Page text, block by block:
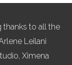
thanks to all the
Leilani
Ximena